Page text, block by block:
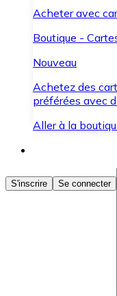
Acheter avec
Boutique -
Nouveau
Achetez des
préférées avec
Aller à la
Acheter des
Achetez les
Convertissez
S'inscrire Se connecter